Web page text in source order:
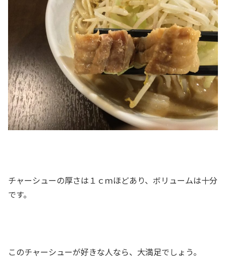
チャーシューの厚さは１ｃｍほどあり、ボリュームは十分
です。
このチャーシューが好きな人なら、大満足でしょう。